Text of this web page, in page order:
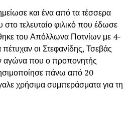
και ένα από τα τέσσερα
τελευταίο φιλικό που έδωσε
του Απόλλωνα Ποτνίων με 4-
οι Στεφανίδης, Τσεβάς
αγώνα που ο προπονητής
πάνω από 20
χρήσιμα συμπεράσματα για τη